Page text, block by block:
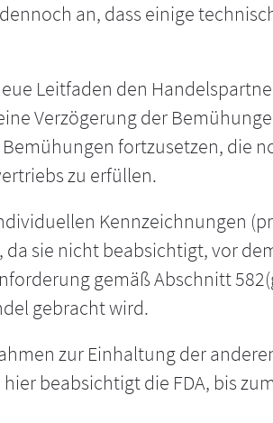
an, dass einige
Leitfaden den
Verzögerung der
fortzusetzen, die
zu erfüllen.
Kennzeichnungen
sie nicht beabsichtigt, vor
gemäß Abschnitt
gebracht wird.
zur Einhaltung der
hier beabsichtigt die FDA, bis